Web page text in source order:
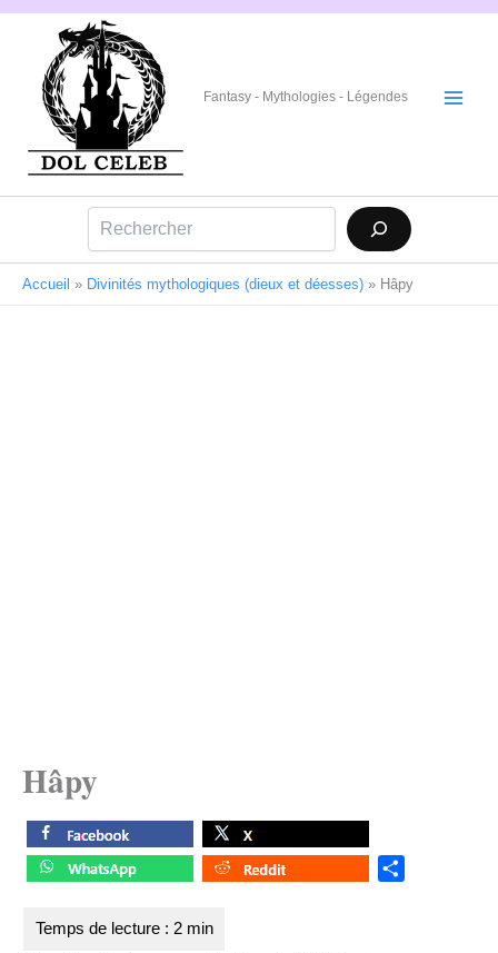
Aller
Fantasy - Mythologies - Légendes
Accueil » Divinités mythologiques (dieux et déesses) » Hâpy
Hâpy